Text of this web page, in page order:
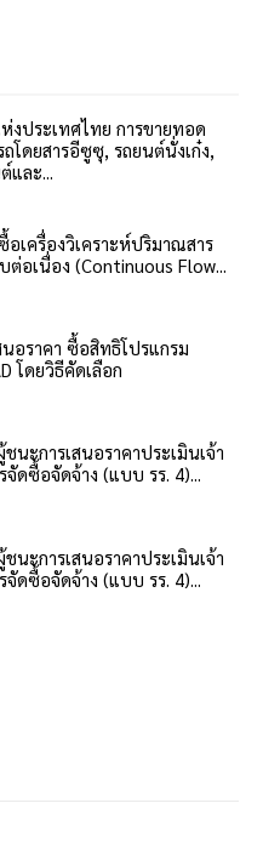
งประเทศไทย การขายทอด
โดยสารอีซูซุ, รถยนต์นั่งเก๋ง,
และ...
อเครื่องวิเคราะห์ปริมาณสาร
อเนื่อง (Continuous Flow...
อราคา ซื้อสิทธิโปรแกรม
โดยวิธีคัดเลือก
นะการเสนอราคาประเมินเจ้า
ดซื้อจัดจ้าง (แบบ รร. 4)...
นะการเสนอราคาประเมินเจ้า
ดซื้อจัดจ้าง (แบบ รร. 4)...